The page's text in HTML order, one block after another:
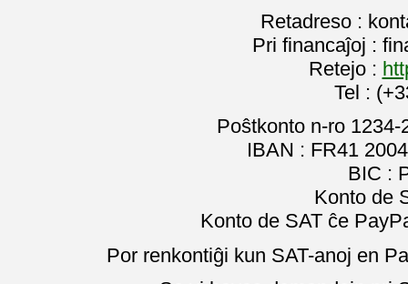
Retadreso :
Pri financaĵoj :
Retejo :
Tel :
Poŝtkonto n-ro
IBAN : FR41
BIC :
Konto de
Konto de SAT ĉe
Por renkontiĝi kun SAT-anoj en